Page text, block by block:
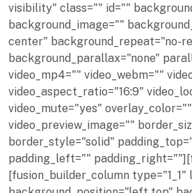
visibility" class="" id=""
background_image=""
center" background_repeat="no-
background_parallax="none"
video_mp4="" video_webm=""
video_aspect_ratio="16:9"
video_mute="yes" overlay_color=""
video_preview_image=""
border_style="solid"
padding_left=""
[fusion_builder_column type="1_1"